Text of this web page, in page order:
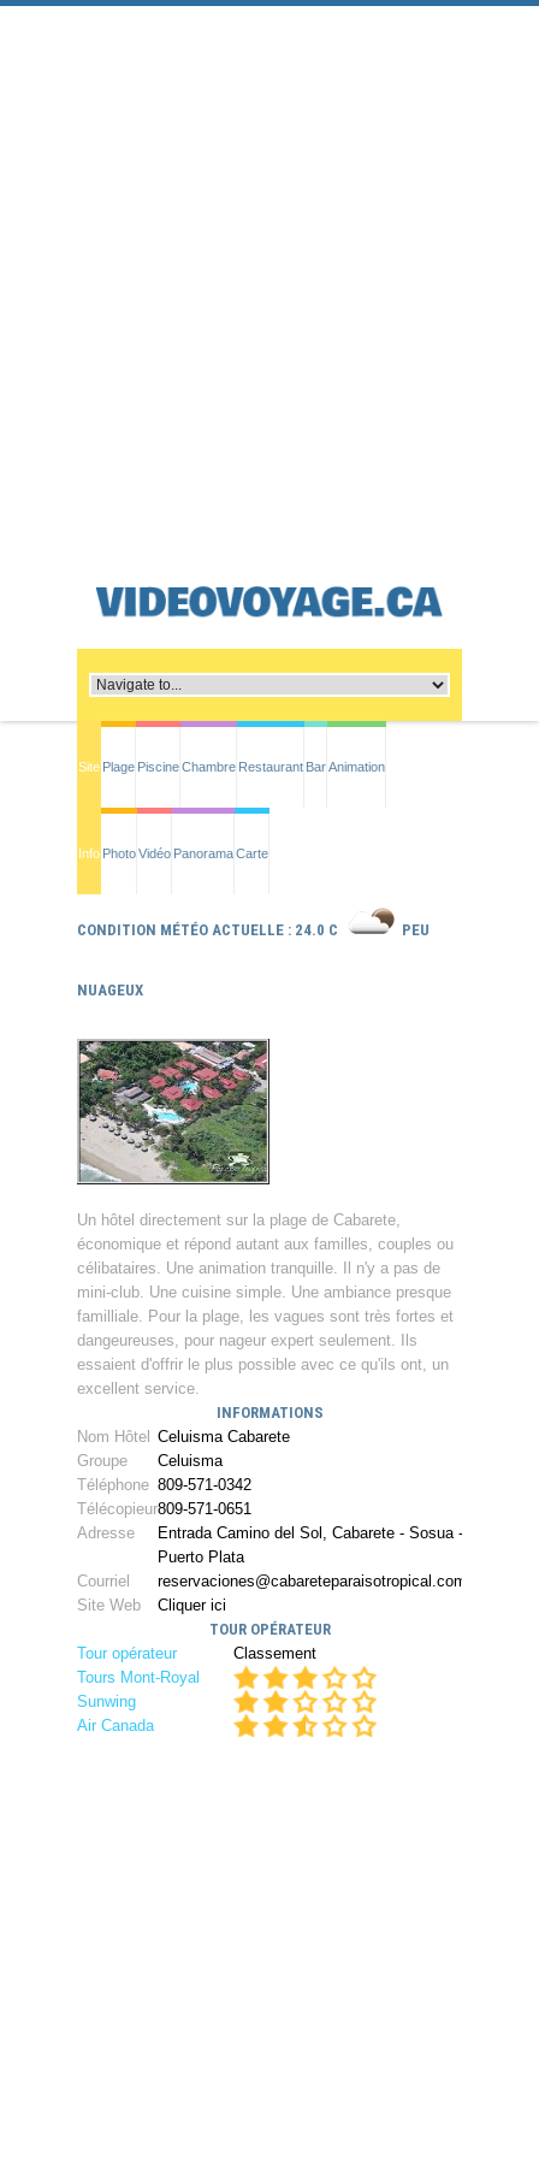
Site Plage PiscineChambre Restaurant BarAnimation
Info PhotoVidéo PanoramaCarte
CONDITION MÉTÉO ACTUELLE : 24.0 C PEU
NUAGEUX
Un hôtel directement sur la plage de Cabarete,
économique et répond autant aux familles, couples ou
célibataires. Une animation tranquille. Il n'y a pas de
mini-club. Une cuisine simple. Une ambiance presque
familliale. Pour la plage, les vagues sont très fortes et
dangeureuses, pour nageur expert seulement. Ils
essaient d'offrir le plus possible avec ce qu'ils ont, un
excellent service.
INFORMATIONS
Nom Hôtel Celuisma Cabarete
Groupe
Celuisma
Téléphone 809-571-0342
Télécopieur809-571-0651
Adresse
Entrada Camino del Sol, Cabarete - Sosua -
Puerto Plata
Courriel
reservaciones@cabareteparaisotropical.com
Site Web
Cliquer ici
TOUR OPÉRATEUR
Tour opérateur
Classement
Tours Mont-Royal
Sunwing
Air Canada